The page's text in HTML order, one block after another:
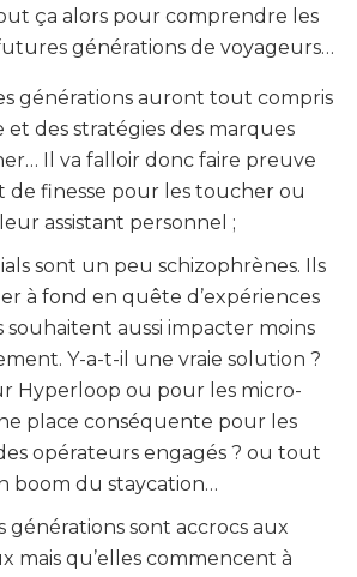
ça alors pour comprendre les
générations de voyageurs…
générations auront tout compris
des stratégies des marques
Il va falloir donc faire preuve
de finesse pour les toucher ou
assistant personnel ;
sont un peu schizophrènes. Ils
à fond en quête d’expériences
souhaitent aussi impacter moins
Y-a-t-il une vraie solution ?
Hyperloop ou pour les micro-
place conséquente pour les
opérateurs engagés ? ou tout
boom du staycation…
générations sont accrocs aux
mais qu’elles commencent à